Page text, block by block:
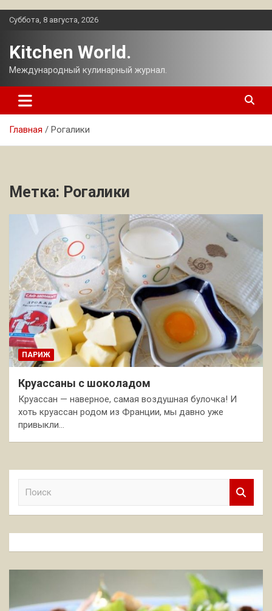
Перейти
Суббота, 8 августа, 2026
Kitchen World.
Международный кулинарный журнал.
Главная Рогалики
Метка: Рогалики
ПАРИЖ
Круассаны с шоколадом
Круассан — наверное, самая воздушная булочка! И
хоть круассан родом из Франции, мы давно уже
привыкли…
к